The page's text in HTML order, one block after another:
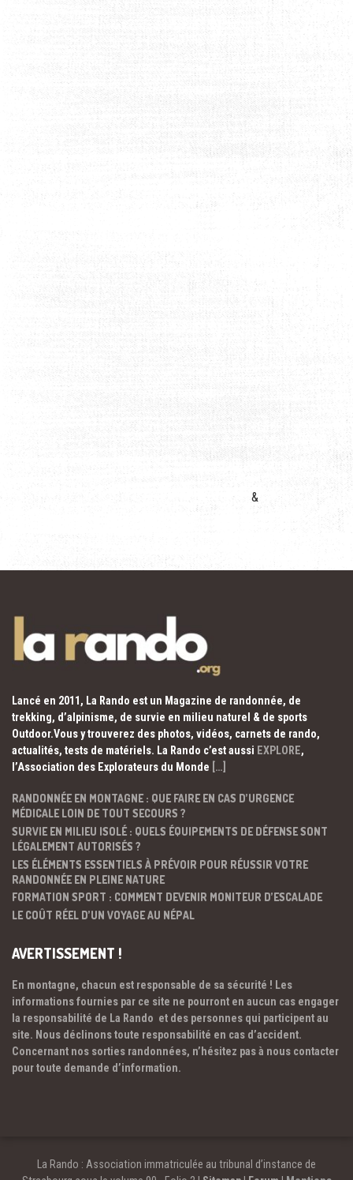
&
Lancé en 2011, La Rando est un Magazine de randonnée, de
trekking, d’alpinisme, de survie en milieu naturel & de sports
Outdoor.Vous y trouverez des photos, vidéos, carnets de rando,
actualités, tests de matériels. La Rando c’est aussi EXPLORE,
l’Association des Explorateurs du Monde […]
RANDONNÉE EN MONTAGNE : QUE FAIRE EN CAS D’URGENCE
MÉDICALE LOIN DE TOUT SECOURS ?
SURVIE EN MILIEU ISOLÉ : QUELS ÉQUIPEMENTS DE DÉFENSE SONT
LÉGALEMENT AUTORISÉS ?
LES ÉLÉMENTS ESSENTIELS À PRÉVOIR POUR RÉUSSIR VOTRE
RANDONNÉE EN PLEINE NATURE
FORMATION SPORT : COMMENT DEVENIR MONITEUR D’ESCALADE
LE COÛT RÉEL D’UN VOYAGE AU NÉPAL
AVERTISSEMENT !
En montagne, chacun est responsable de sa sécurité ! Les
informations fournies par ce site ne pourront en aucun cas engager
la responsabilité de La Rando et des personnes qui participent au
site. Nous déclinons toute responsabilité en cas d’accident.
Concernant nos sorties randonnées, n’hésitez pas à nous contacter
pour toute demande d’information.
La Rando : Association immatriculée au tribunal d’instance de